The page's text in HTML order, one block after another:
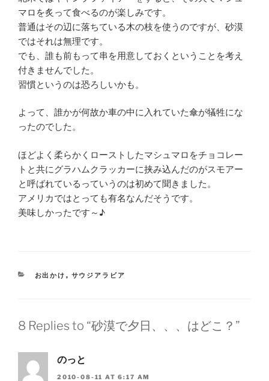
マロを炙って食べるのが楽しみです。
普通はその辺に落ちている木の枝を使うのですが、砂漠
ではそれは無理です。
でも、誰も前もって串を用意しておくということを考え
付きませんでした。
習慣というのは恐ろしいかも。
よって、誰かが何故か車の中に入れていた傘が犠牲にな
ったのでした。
ほどよく柔らかくローストしたマシュマロをチョコレー
トと共にグラハムクラッカーに挟み込んだのがスモアー
と呼ばれているっていうのは初めて聞きました。
アメリカではとっても有名なんだそうです。
美味しかったです～♪
CATEGORIES
お出かけ , サウジアラビア
8 Replies to “砂漠で夕日、、、はどこ？”
のっと
2010-08-11 AT 6:17 AM